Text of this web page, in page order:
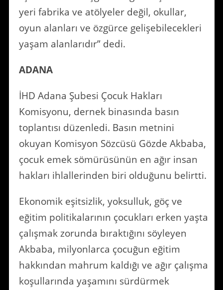
yeri fabrika ve atölyeler değil, okullar,
oyun alanları ve özgürce gelişebilecekleri
yaşam alanlarıdır” dedi.
ADANA
İHD Adana Şubesi Çocuk Hakları
Komisyonu, dernek binasında basın
toplantısı düzenledi. Basın metnini
okuyan Komisyon Sözcüsü Gözde Akbaba,
çocuk emek sömürüsünün en ağır insan
hakları ihlallerinden biri olduğunu belirtti.
Ekonomik eşitsizlik, yoksulluk, göç ve
eğitim politikalarının çocukları erken yaşta
çalışmak zorunda bıraktığını söyleyen
Akbaba, milyonlarca çocuğun eğitim
hakkından mahrum kaldığı ve ağır çalışma
koşullarında yaşamını sürdürmek